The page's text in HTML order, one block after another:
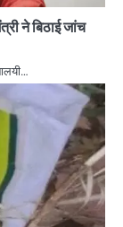
ने बिठाई जांच